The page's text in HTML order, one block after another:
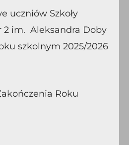
uczniów Szkoły
im. Aleksandra Doby
szkolnym 2025/2026
Roku